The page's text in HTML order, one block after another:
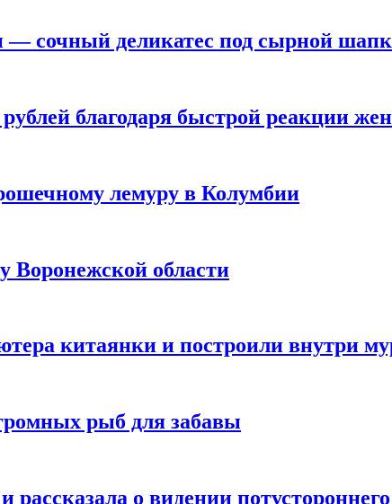
— сочный деликатес под сырной
благодаря быстрой реакции
лемуру в Колумбии
Воронежской области
китаянки и построили внутри
рыб для забавы
о видении